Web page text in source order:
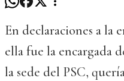
En declaraciones a la
ella fue la encargada
la sede del PSC,